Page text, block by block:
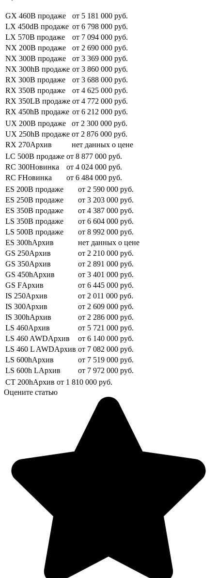
GX 460В продаже
от 5 181 000 руб.
LX 450dВ продаже от 6 798 000 руб.
LX 570В продаже
от 7 094 000 руб.
NX 200В продаже
от 2 690 000 руб.
NX 300В продаже
от 3 369 000 руб.
NX 300hВ продаже от 3 860 000 руб.
RX 300В продаже
от 3 688 000 руб.
RX 350В продаже
от 4 625 000 руб.
RX 350LВ продаже от 4 772 000 руб.
RX 450hВ продаже от 6 212 000 руб.
UX 200В продаже
от 2 300 000 руб.
UX 250hВ продаже от 2 876 000 руб.
RX 270Архив
нет данных о цене
LC 500В продаже от 8 877 000 руб.
RC 300Новинка
от 4 024 000 руб.
RC FНовинка
от 6 484 000 руб.
ES 200В продаже
от 2 590 000 руб.
ES 250В продаже
от 3 203 000 руб.
ES 350В продаже
от 4 387 000 руб.
LS 350В продаже
от 6 604 000 руб.
LS 500В продаже
от 8 992 000 руб.
ES 300hАрхив
нет данных о цене
GS 250Архив
от 2 210 000 руб.
GS 350Архив
от 2 891 000 руб.
GS 450hАрхив
от 3 401 000 руб.
GS FАрхив
от 6 445 000 руб.
IS 250Архив
от 2 011 000 руб.
IS 300Архив
от 2 609 000 руб.
IS 300hАрхив
от 2 286 000 руб.
LS 460Архив
от 5 721 000 руб.
LS 460 AWDАрхив
от 6 140 000 руб.
LS 460 L AWDАрхив от 7 082 000 руб.
LS 600hАрхив
от 7 519 000 руб.
LS 600h LАрхив
от 7 972 000 руб.
CT 200hАрхив от 1 810 000 руб.
Оцените статью